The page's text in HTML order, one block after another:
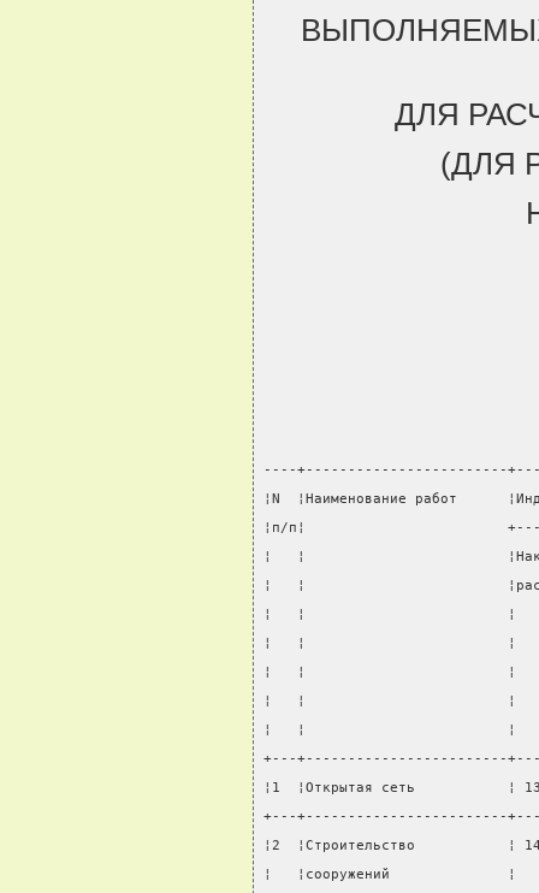
ДЛЯ
(ДЛЯ
----+------------------------
¦N  ¦Наименование работ
¦п/п¦
¦   ¦
¦   ¦                        ¦расходы
¦   ¦                        ¦
¦   ¦                        ¦
¦   ¦                        ¦
¦   ¦                        ¦
¦   ¦                        ¦
+---+------------------------
¦1  ¦Открытая сеть           ¦
+---+------------------------
¦2  ¦Строительство           ¦
¦   ¦сооружений